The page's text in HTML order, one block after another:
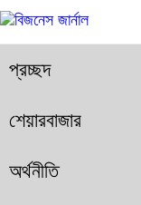
প্রচ্ছদ
শেয়ারবাজার
অর্থনীতি